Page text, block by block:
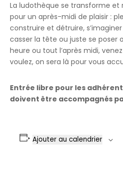
La ludothèque se transforme et
pour un après-midi de plaisir :
construire et détruire,
casser la tête ou juste se poser
heure ou tout l’après midi,
voulez, on sera là pour vous
Entrée libre pour les
doivent être accompagnés
Ajouter au calendrier